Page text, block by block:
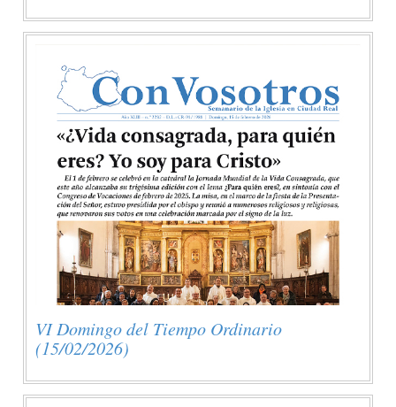
VI Domingo del Tiempo Ordinario
(15/02/2026)